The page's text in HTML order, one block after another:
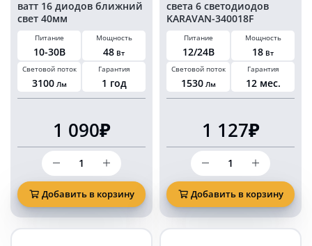
ватт 16 диодов ближний
свет 40мм
Питание
10-30В
Мощность
48 Вт
Световой поток
3100 Лм
Гарантия
1 год
1 090₽
Количество
товара
Светодиодная
фара
48
ватт
16
Добавить в корзину
света 6 светодиодов
KARAVAN-340018F
Питание
12/24В
Мощность
18 Вт
Световой поток
1530 Лм
Гарантия
12 мес.
1 127₽
Количество
товара
Фара
18
ватт
ближнего
света
Добавить в корзину